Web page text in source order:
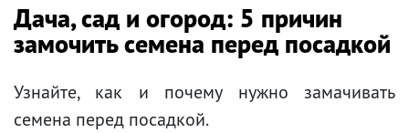
Дача, сад и огород: 5 причин
замочить семена перед посадкой
Узнайте, как и почему нужно замачивать
семена перед посадкой.